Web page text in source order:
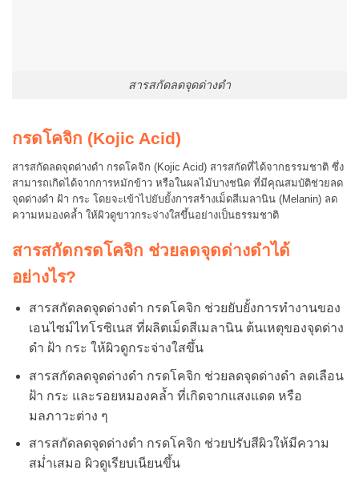
สารสกัดลดจุดด่างดำ
กรดโคจิก (Kojic Acid)
สารสกัดลดจุดด่างดำ กรดโคจิก (Kojic Acid) สารสกัดที่ได้จากธรรมชาติ ซึ่ง
สามารถเกิดได้จากการหมักข้าว หรือในผลไม้บางชนิด ที่มีคุณสมบัติช่วยลด
จุดด่างดำ ฝ้า กระ โดยจะเข้าไปยับยั้งการสร้างเม็ดสีเมลานิน (Melanin) ลด
ความหมองคล้ำ ให้ผิวดูขาวกระจ่างใสขึ้นอย่างเป็นธรรมชาติ
สารสกัดกรดโคจิก ช่วยลดจุดด่างดำได้
อย่างไร?
สารสกัดลดจุดด่างดำ กรดโคจิก ช่วยยับยั้งการทำงานของ
เอนไซม์ไทโรซิเนส ที่ผลิตเม็ดสีเมลานิน ต้นเหตุของจุดด่าง
ดำ ฝ้า กระ ให้ผิวดูกระจ่างใสขึ้น
สารสกัดลดจุดด่างดำ กรดโคจิก ช่วยลดจุดด่างดำ ลดเลือน
ฝ้า กระ และรอยหมองคล้ำ ที่เกิดจากแสงแดด หรือ
มลภาวะต่าง ๆ
สารสกัดลดจุดด่างดำ กรดโคจิก ช่วยปรับสีผิวให้มีความ
สม่ำเสมอ ผิวดูเรียบเนียนขึ้น